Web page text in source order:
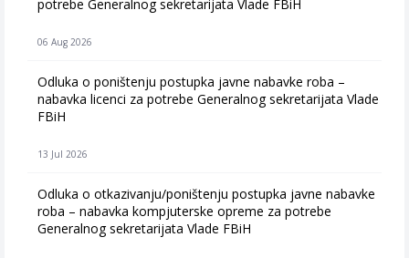
potrebe Generalnog sekretarijata Vlade FBiH
06 Aug 2026
Odluka o poništenju postupka javne nabavke roba –
nabavka licenci za potrebe Generalnog sekretarijata Vlade
FBiH
13 Jul 2026
Odluka o otkazivanju/poništenju postupka javne nabavke
roba – nabavka kompjuterske opreme za potrebe
Generalnog sekretarijata Vlade FBiH